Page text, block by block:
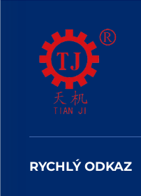
RYCHLÝ ODKAZ